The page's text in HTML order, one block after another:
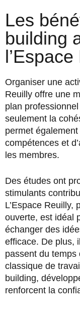
Les
building
Organiser une
Reuilly offre une
plan
seulement la
permet
compétences et
les membres.
Des études ont
stimulants
L’Espace Reuilly,
ouverte, est idéal
échanger des
efficace. De plus,
passent du
classique de
building,
renforcent la